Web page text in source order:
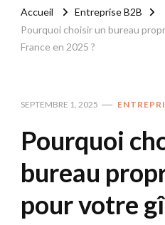
Accueil
Entreprise B2B
Pourquoi choisir un bureau
France en 2025 ?
SEPTEMBRE 1, 2025
Pourquoi
bureau
pour votre